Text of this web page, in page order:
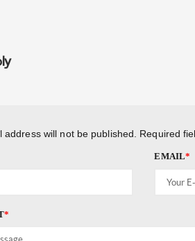
address will not be published. Required
EMAIL*
*